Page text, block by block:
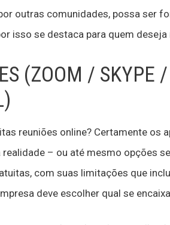
outras comunidades, possa ser
isso se destaca para quem
(ZOOM / SKYPE
reuniões online? Certamente os
– ou até mesmo opções
com suas limitações que
deve escolher qual se